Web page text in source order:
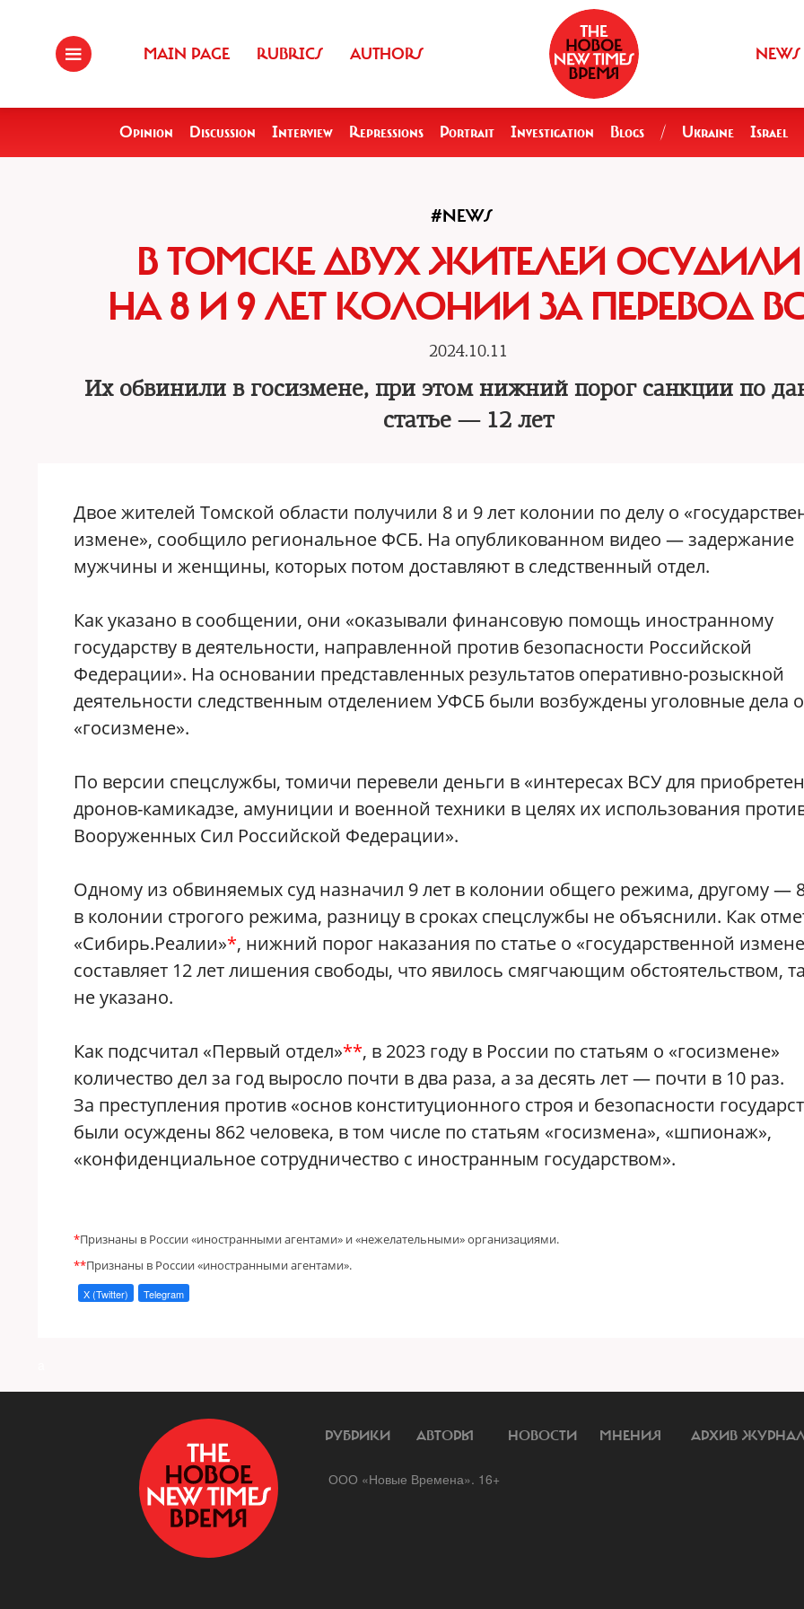
MAIN PAGE RUBRICS AUTHORS NEWS
Opinion Discussion Interview Repressions Portrait Investigation Blogs / Ukraine Israel
#NEWS
В ТОМСКЕ ДВУХ ЖИТЕЛЕЙ ОСУДИЛИ
НА 8 И 9 ЛЕТ КОЛОНИИ ЗА ПЕРЕВОД
2024.10.11
Их обвинили в госизмене, при этом нижний порог санкции по
статье — 12 лет
Двое жителей Томской области получили 8 и 9 лет колонии по делу о
измене», сообщило региональное ФСБ. На опубликованном видео — задержание
мужчины и женщины, которых потом доставляют в следственный отдел.
Как указано в сообщении, они «оказывали финансовую помощь иностранному
государству в деятельности, направленной против безопасности Российской
Федерации». На основании представленных результатов оперативно-розыскной
деятельности следственным отделением УФСБ были возбуждены уголовные дела о
«госизмене».
По версии спецслужбы, томичи перевели деньги в «интересах ВСУ для
дронов-камикадзе, амуниции и военной техники в целях их использования
Вооруженных Сил Российской Федерации».
Одному из обвиняемых суд назначил 9 лет в колонии общего режима, другому —
в колонии строгого режима, разницу в сроках спецслужбы не объяснили. Как
«Сибирь.Реалии»*, нижний порог наказания по статье о «государственной
составляет 12 лет лишения свободы, что явилось смягчающим обстоятельством,
не указано.
Как подсчитал «Первый отдел»**, в 2023 году в России по статьям о «госизмене»
количество дел за год выросло почти в два раза, а за десять лет — почти в 10 раз.
За преступления против «основ конституционного строя и безопасности
были осуждены 862 человека, в том числе по статьям «госизмена», «шпионаж»,
«конфиденциальное сотрудничество с иностранным государством».
*Признаны в России «иностранными агентами» и «нежелательными» организациями.
**Признаны в России «иностранными агентами».
X (Twitter) Telegram
РУБРИКИ АВТОРЫ НОВОСТИ МНЕНИЯ АРХИВ
ООО «Новые Времена». 16+